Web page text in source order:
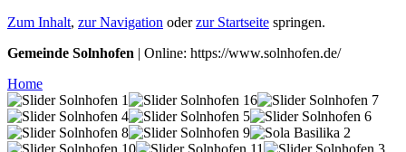
Zum Inhalt, zur Navigation oderzur Startseite springen.
Gemeinde Solnhofen | Online: https://www.solnhofen.de/
Home